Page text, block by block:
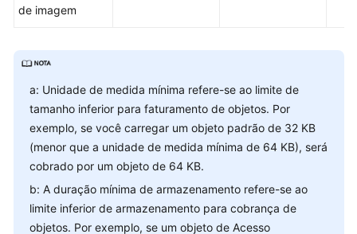
Dhabi
Tool
(obsfs)
(ME-
Abu
Dhabi
Region)
Tool
Guide
de imagem
a: Unidade de medida mínima refere-se ao limite de
tamanho inferior para faturamento de objetos. Por
exemplo, se você carregar um objeto padrão de 32 KB
(menor que a unidade de medida mínima de 64 KB), será
cobrado por um objeto de 64 KB.
b: A duração mínima de armazenamento refere-se ao
limite inferior de armazenamento para cobrança de
objetos. Por exemplo, se um objeto de Acesso